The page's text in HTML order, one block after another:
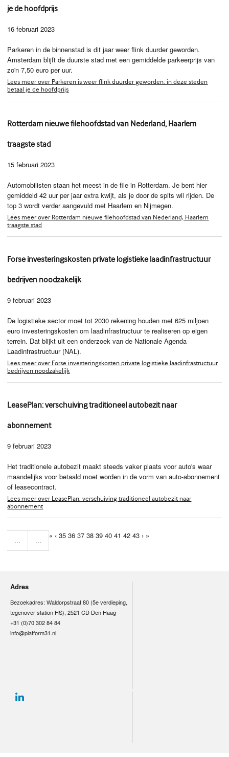
je de hoofdprijs
16 februari 2023
Parkeren in de binnenstad is dit jaar weer flink duurder geworden.
Amsterdam blijft de duurste stad met een gemiddelde parkeerprijs van
zo'n 7,50 euro per uur.
Lees meer over Parkeren is weer flink duurder geworden: in deze steden
betaal je de hoofdprijs
Rotterdam nieuwe filehoofdstad van Nederland, Haarlem
traagste stad
15 februari 2023
Automobilisten staan het meest in de file in Rotterdam. Je bent hier
gemiddeld 42 uur per jaar extra kwijt, als je door de spits wil rijden. De
top 3 wordt verder aangevuld met Haarlem en Nijmegen.
Lees meer over Rotterdam nieuwe filehoofdstad van Nederland, Haarlem
traagste stad
Forse investeringskosten private logistieke laadinfrastructuur
bedrijven noodzakelijk
9 februari 2023
De logistieke sector moet tot 2030 rekening houden met 625 miljoen
euro investeringskosten om laadinfrastructuur te realiseren op eigen
terrein. Dat blijkt uit een onderzoek van de Nationale Agenda
Laadinfrastructuur (NAL).
Lees meer over Forse investeringskosten private logistieke laadinfrastructuur
bedrijven noodzakelijk
LeasePlan: verschuiving traditioneel autobezit naar
abonnement
9 februari 2023
Het traditionele autobezit maakt steeds vaker plaats voor auto's waar
maandelijks voor betaald moet worden in de vorm van auto-abonnement
of leasecontract.
Lees meer over LeasePlan: verschuiving traditioneel autobezit naar
abonnement
« ‹
...
35 36 37 38 3940 41 42 43
...
› »
Adres
Bezoekadres: Waldorpstraat 80 (5e verdieping,
tegenover station HS), 2521 CD Den Haag
+31 (0)70 302 84 84
info@platform31.nl